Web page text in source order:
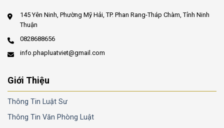
145 Yên Ninh, Phường Mỹ Hải, TP. Phan Rang-Tháp Chàm, Tỉnh Ninh
Thuận
0828688656
info.phapluatviet@gmail.com
Giới Thiệu
Thông Tin Luật Sư
Thông Tin Văn Phòng Luật